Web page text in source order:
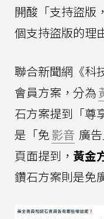
開酸「支持盜版
個支持盜版的理
聯合新聞網《科
會員方案，分為
石方案提到「尊
是「免影音 廣
頁面提到， 黃金
鑽石方案則是免